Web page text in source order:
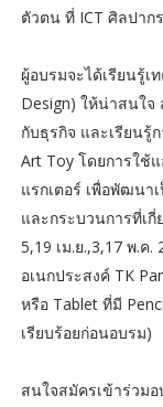
ตัวตน ที่ ICT ศิลปาก
ผู้อบรมจะได้เรียนรู้
Design) ให้น่าสนใจ
กับธุรกิจ และเรียนรู้
Art Toy โดยการใช้
แรกเตอร์ เพื่อพัฒนา
และกระบวนการที่เ
5,19 เม.ย.,3,17 พ.ค.
อเนกประสงค์ TK
หรือ Tablet ที่มี
เรียบร้อยก่อนอบรม)
สนใจสมัครเข้าร่วม